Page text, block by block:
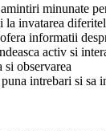
minunate
la invatarea
informatii
activ si
si observarea
intrebari si sa